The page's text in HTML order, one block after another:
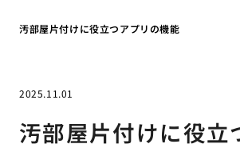
汚部屋片付けに役立つアプリの機能
2025.11.01
汚部屋片付けに役立